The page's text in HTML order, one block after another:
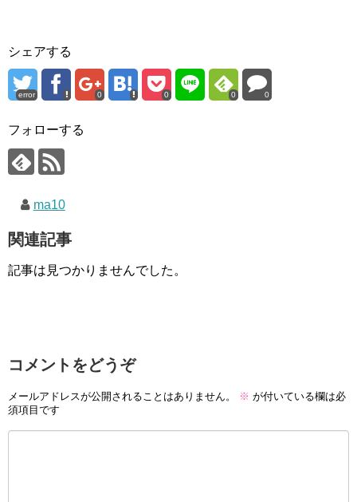
シェアする
error 0 0 0 0
フォローする
ma10
関連記事
記事は見つかりませんでした。
コメントをどうぞ
メールアドレスが公開されることはありません。 ※ が付いている欄は必
須項目です